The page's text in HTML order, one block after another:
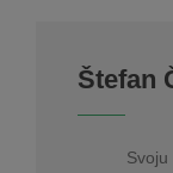
Štefan